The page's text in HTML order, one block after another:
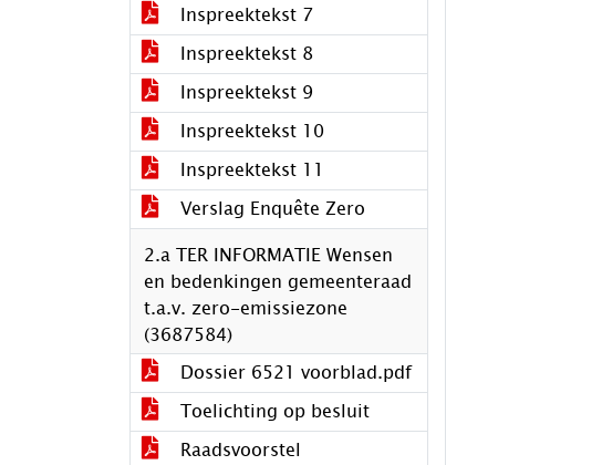
Inspreektekst 7
Inspreektekst 8
Inspreektekst 9
Inspreektekst 10
Inspreektekst 11
Verslag Enquête Zero
2.a TER INFORMATIE Wensen
en bedenkingen gemeenteraad
t.a.v. zero-emissiezone
(3687584)
Dossier 6521 voorblad.pdf
Toelichting op besluit
Raadsvoorstel